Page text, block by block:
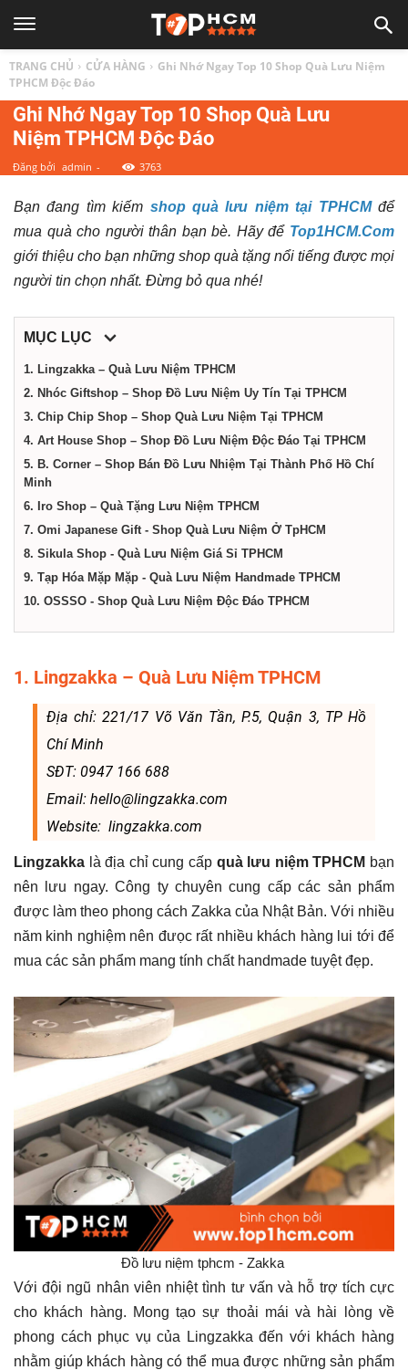
1
HCM
Top
dịch
vụ
Thành
phố
Hồ
Chí
Minh
TRANG CHỦ CỬA HÀNG
Ghi Nhớ Ngay Top 10 Shop Quà Lưu Niệm
TPHCM Độc Đáo
Ghi Nhớ Ngay Top 10 Shop Quà Lưu
Niệm TPHCM Độc Đáo
Đăng bởi admin - 3763
Bạn đang tìm kiếm shop quà lưu niệm tại TPHCMđể
mua quà cho người thân bạn bè. Hãy để Top1HCM.Com
giới thiệu cho bạn những shop quà tặng nổi tiếng được mọi
người tin chọn nhất. Đừng bỏ qua nhé!
MỤC LỤC
1. Lingzakka – Quà Lưu Niệm TPHCM
2. Nhóc Giftshop – Shop Đồ Lưu Niệm Uy Tín Tại TPHCM
3. Chip Chip Shop – Shop Quà Lưu Niệm Tại TPHCM
4. Art House Shop – Shop Đồ Lưu Niệm Độc Đáo Tại TPHCM
5. B. Corner – Shop Bán Đồ Lưu Nhiệm Tại Thành Phố Hồ Chí
Minh
6. Iro Shop – Quà Tặng Lưu Niệm TPHCM
7. Omi Japanese Gift - Shop Quà Lưu Niệm Ở TpHCM
8. Sikula Shop - Quà Lưu Niệm Giá Sỉ TPHCM
9. Tạp Hóa Mặp Mặp - Quà Lưu Niệm Handmade TPHCM
10. OSSSO - Shop Quà Lưu Niệm Độc Đáo TPHCM
1. Lingzakka – Quà Lưu Niệm TPHCM
Địa chỉ: 221/17 Võ Văn Tần, P.5, Quận 3, TP Hồ
Chí Minh
SĐT: 0947 166 688
Email: hello@lingzakka.com
Website: lingzakka.com
Lingzakka là địa chỉ cung cấp quà lưu niệm TPHCM bạn
nên lưu ngay. Công ty chuyên cung cấp các sản phẩm
được làm theo phong cách Zakka của Nhật Bản. Với nhiều
năm kinh nghiệm nên đưọc rất nhiều khách hàng lui tới để
mua các sản phẩm mang tính chất handmade tuyệt đẹp.
Đồ lưu niệm tphcm - Zakka
Với đội ngũ nhân viên nhiệt tình tư vấn và hỗ trợ tích cực
cho khách hàng. Mong tạo sự thoải mái và hài lòng về
phong cách phục vụ của Lingzakka đến với khách hàng
nhằm giúp khách hàng có thể mua được những sản phẩm